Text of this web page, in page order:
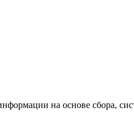
на основе сбора,